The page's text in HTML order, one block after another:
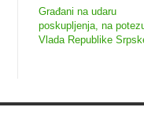
Građani na udaru
poskupljenja, na
Vlada Republike